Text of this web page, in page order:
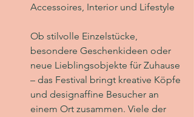
Accessoires, Interior und Lifestyle
Ob stilvolle Einzelstücke,
besondere Geschenkideen oder
neue Lieblingsobjekte für Zuhause
– das Festival bringt kreative Köpfe
und designaffine Besucher an
einem Ort zusammen. Viele der